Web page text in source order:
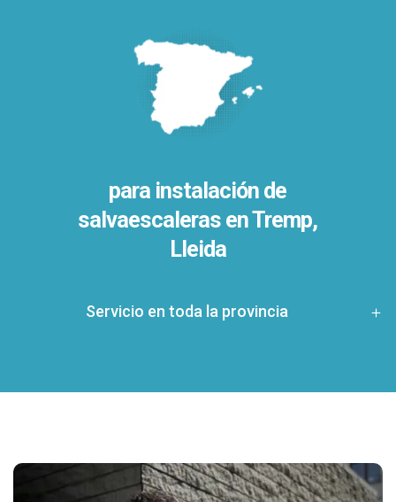
para instalación de
salvaescaleras enTremp,
Lleida
Servicio en toda la provincia